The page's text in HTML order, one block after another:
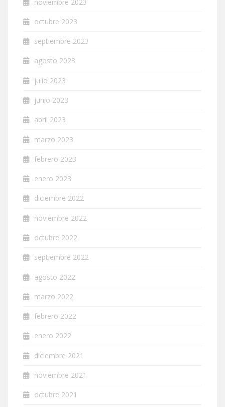
octubre 2023
septiembre 2023
agosto 2023
julio 2023
junio 2023
abril 2023
marzo 2023
febrero 2023
enero 2023
diciembre 2022
noviembre 2022
octubre 2022
septiembre 2022
agosto 2022
marzo 2022
febrero 2022
enero 2022
diciembre 2021
noviembre 2021
octubre 2021